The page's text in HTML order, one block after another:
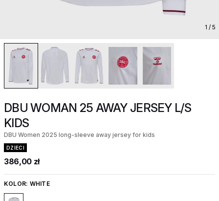
1 / 5
DBU WOMAN 25 AWAY JERSEY L/S
KIDS
DBU Women 2025 long-sleeve away jersey for kids
DZIECI
386,00 zł
KOLOR: WHITE